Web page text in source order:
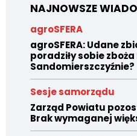
NAJNOWSZE
agroSFERA
agroSFERA: Udane
poradziły sobie zboża
Sandomierszczyźnie?
Sesje samorządu
Zarząd Powiatu
Brak wymaganej